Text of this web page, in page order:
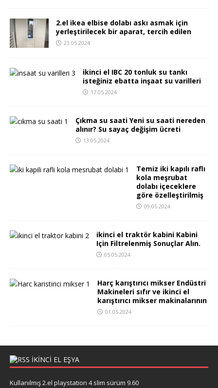
2.el ikea elbise dolabı askı asmak için
yerleştirilecek bir aparat, tercih edilen
23.05.2024
ikinci el IBC 20 tonluk su tankı
isteğiniz ebatta inşaat su varilleri
17.05.2024
Çıkma su saati Yeni su saati nereden
alınır? Su sayaç değişim ücreti
13.05.2024
Temiz iki kapılı raflı
kola meşrubat
dolabı içeceklere
göre özelleştirilmiş
09.05.2024
ikinci el traktör kabini Kabini
Için Filtrelenmiş Sonuçlar Alın.
05.05.2024
Harç karıştırıcı mikser Endüstri
Makineleri sıfır ve ikinci el
karıştırıcı mikser makinalarının
01.05.2024
IKINCI EL EŞYA
Kullanılmış 2.el playstation 4 slim sürüm 9.60